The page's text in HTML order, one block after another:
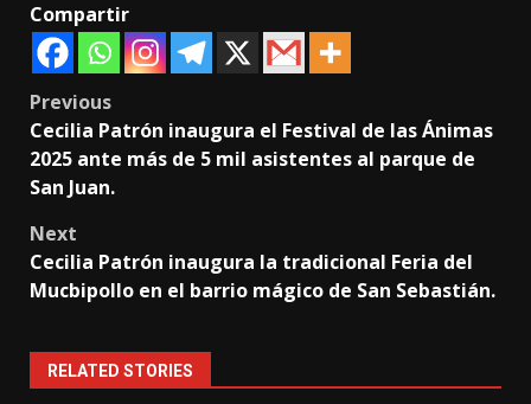
Compartir
Post
navigation
Previous
Cecilia Patrón inaugura el Festival de las Ánimas
2025 ante más de 5 mil asistentes al parque de
San Juan.
Next
Cecilia Patrón inaugura la tradicional Feria del
Mucbipollo en el barrio mágico de San Sebastián.
RELATED STORIES